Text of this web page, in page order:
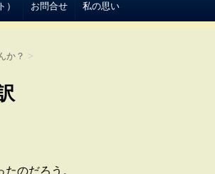
お問合せ 私の思い
か？ >
のだろう。